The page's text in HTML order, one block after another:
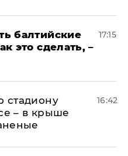
балтийские
это сделать, –
17:15
стадиону
– в крыше
16:42